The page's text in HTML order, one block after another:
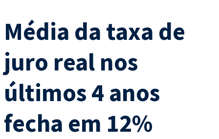
Média da taxa de
juro real nos
últimos 4 anos
fecha em 12%